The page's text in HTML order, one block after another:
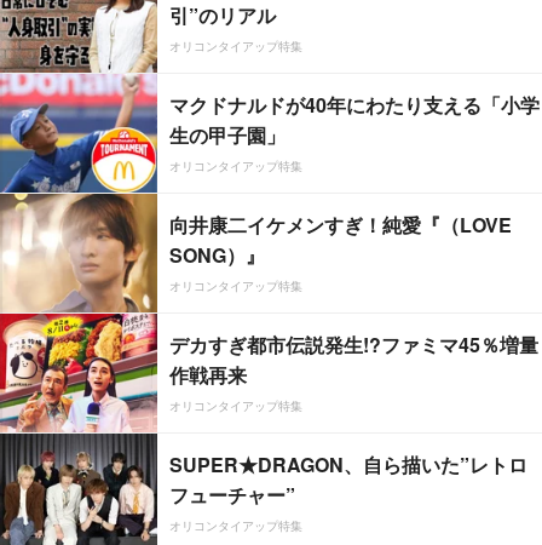
引”のリアル
オリコンタイアップ特集
マクドナルドが40年にわたり支える「小学
生の甲子園」
オリコンタイアップ特集
向井康二イケメンすぎ！純愛『（LOVE
SONG）』
オリコンタイアップ特集
デカすぎ都市伝説発生!?ファミマ45％増量
作戦再来
オリコンタイアップ特集
SUPER★DRAGON、自ら描いた”レトロ
フューチャー”
オリコンタイアップ特集